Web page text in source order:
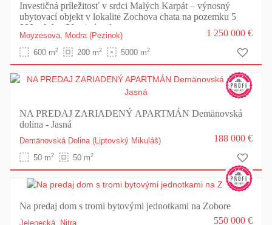
Investičná príležitosť v srdci Malých Karpát – výnosný
ubytovací objekt v lokalite Zochova chata na pozemku 5
000 m², len 30 minút od ...
Moyzesova, Modra (Pezinok)
600 m2 200 m2 5000 m2
1 250 000 €
NA PREDAJ ZARIADENÝ APARTMÁN Demänovská
dolina - Jasná
Demänovská Dolina (Liptovský Mikuláš)
50 m2 50 m2
188 000 €
Na predaj dom s tromi bytovými jednotkami na Zobore
Jelenecká, Nitra
550 000 €